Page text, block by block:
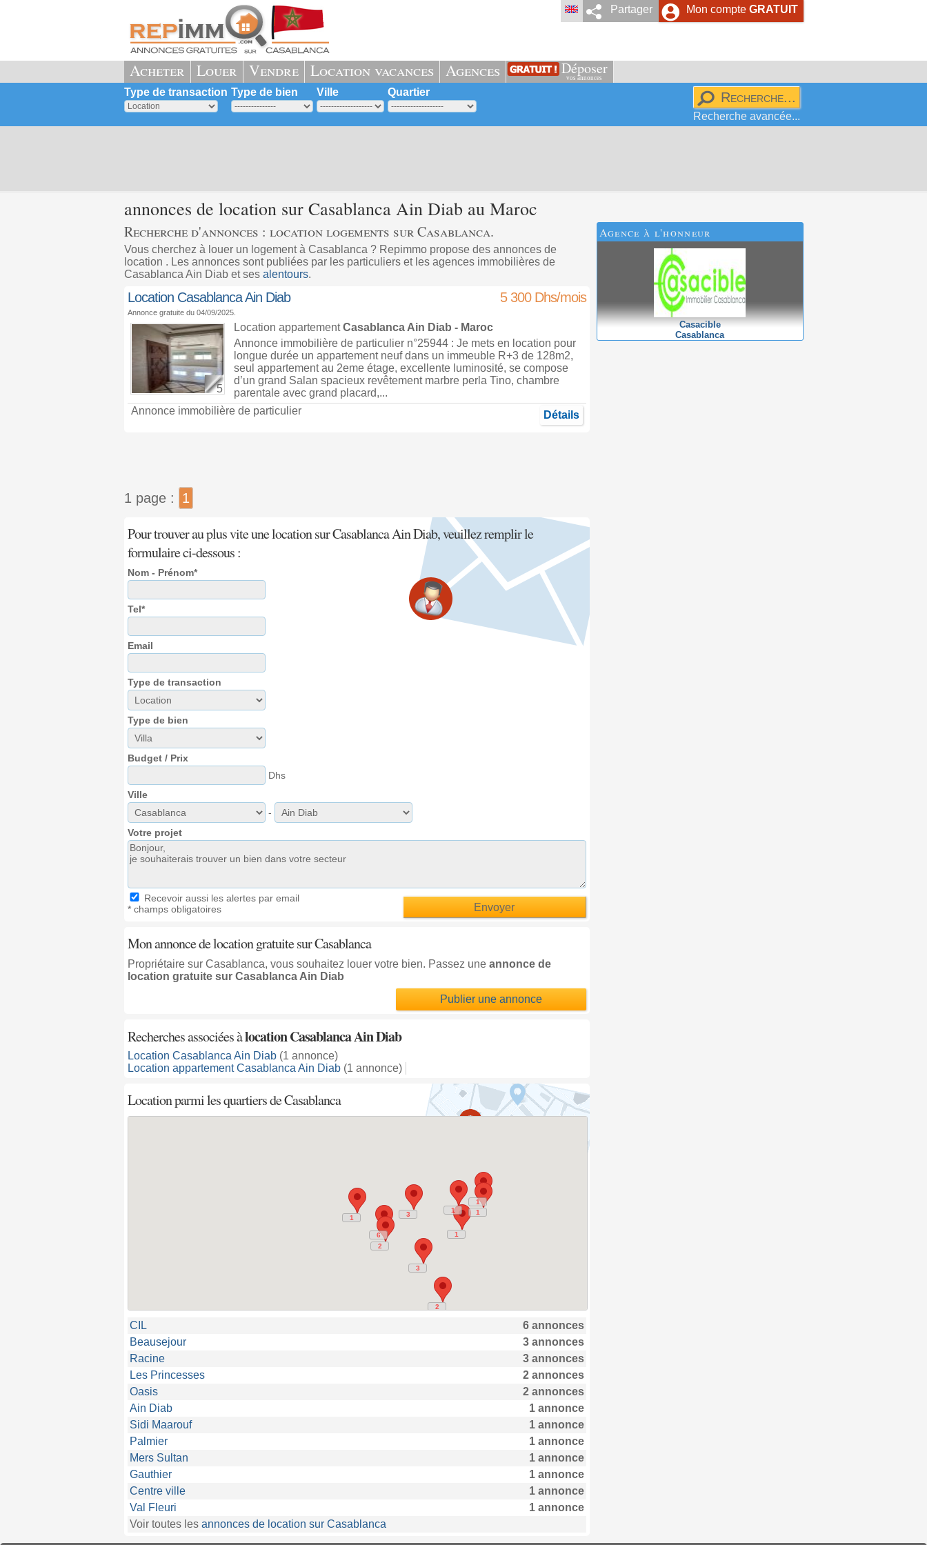
Mon compte GRATUIT
Partager
Acheter Louer Vendre Location vacances Agences Déposer
vos annonces
Type de transaction Type de bien Ville Quartier
Recherche avancée...
annonces de location sur Casablanca Ain Diab au Maroc
Recherche d'annonces : location logements sur Casablanca.
Vous cherchez à louer un logement à Casablanca ? Repimmo propose des annonces de
location . Les annonces sont publiées par les particuliers et les agences immobilières de
Casablanca Ain Diab et ses alentours.
Location Casablanca Ain Diab 5 300 Dhs/mois
Annonce gratuite du 04/09/2025.
5
Location appartementCasablancaAin Diab - Maroc
Annonce immobilière de particulier n°25944 : Je mets en location pour
longue durée un appartement neuf dans un immeuble R+3 de 128m2,
seul appartement au 2eme étage, excellente luminosité, se compose
d’un grand Salan spacieux revêtement marbre perla Tino, chambre
parentale avec grand placard,...
Annonce immobilière de particulier
Détails
1 page : 1
Pour trouver au plus vite une location sur Casablanca Ain Diab, veuillez remplir le
formulaire ci-dessous :
Nom - Prénom*
Tel*
Email
Type de transaction
Type de bien
Budget / Prix
Dhs
Ville
-
Votre projet
Recevoir aussi les alertes par email
* champs obligatoires
Mon annonce de location gratuite sur Casablanca
Propriétaire sur Casablanca, vous souhaitez louer votre bien. Passez une annonce de
location gratuite sur Casablanca Ain Diab
Publier une annonce
Recherches associées àlocation Casablanca Ain Diab
Location Casablanca Ain Diab(1 annonce)
Location appartement Casablanca Ain Diab(1 annonce)
Location parmi les quartiers de Casablanca
6
3
3
2
2
1
1
1
1
1
6
3
3
2
2
1
1
1
1
1
CIL
6 annonces
Beausejour
3 annonces
Racine
3 annonces
Les Princesses
2 annonces
Oasis
2 annonces
Ain Diab
1 annonce
Sidi Maarouf
1 annonce
Palmier
1 annonce
Mers Sultan
1 annonce
Gauthier
1 annonce
Centre ville
1 annonce
Val Fleuri
1 annonce
Voir toutes les annonces de location sur Casablanca
Agence à l'honneur
Casacible
Casablanca